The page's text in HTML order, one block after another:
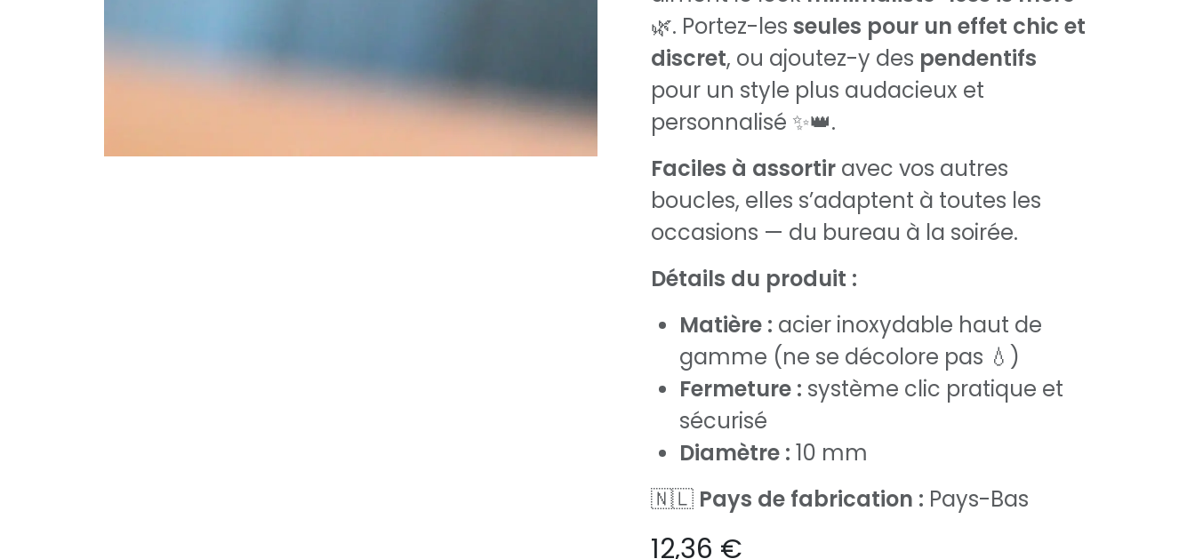
🌿. Portez-les seules pour un effet chic et
discret, ou ajoutez-y des pendentifs
pour un style plus audacieux et
personnalisé ✨👑.
Faciles à assortir avec vos autres
boucles, elles s’adaptent à toutes les
occasions — du bureau à la soirée.
Détails du produit :
Matière : acier inoxydable haut de
gamme (ne se décolore pas 💧)
Fermeture : système clic pratique et
sécurisé
Diamètre : 10 mm
🇳🇱 Pays de fabrication : Pays-Bas
12,36 €